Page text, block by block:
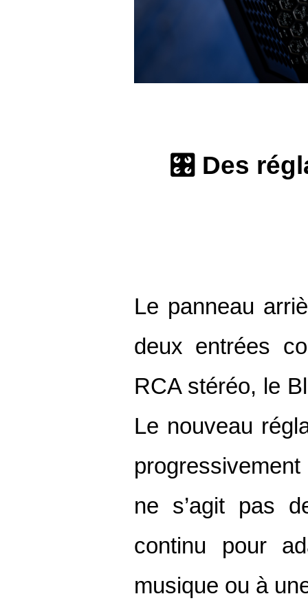
🎛️ Des
Le panneau
deux entrées
RCA stéréo, le
Le nouveau
ne s’agit pas
continu pour
musique ou à